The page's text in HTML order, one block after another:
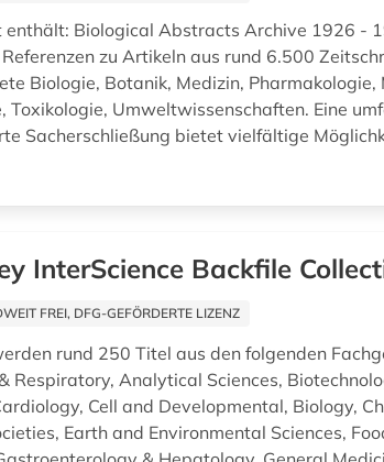
enthält: Biological Abstracts Archive 1926 -
zu Artikeln aus rund 6.500
Biologie, Botanik, Medizin, Pharmakologie,
Toxikologie, Umweltwissenschaften. Eine
Sacherschließung bietet vielfältige
InterScience Backfile
FREI, DFG-GEFÖRDERTE LIZENZ
rund 250 Titel aus den folgenden
Respiratory, Analytical Sciences,
Cell and Developmental, Biology,
Earth and Environmental Sciences,